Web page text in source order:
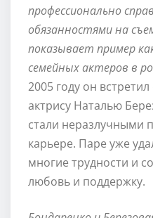
профессионально
обязанностями на
показывает пример
семейных актеров в
2005 году он
актрису Наталью
стали неразлучными
карьере. Паре уже
многие трудности и
любовь и поддержку.